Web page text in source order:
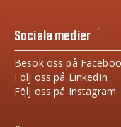
Sociala medier
Besök oss på
Följ oss på LinkedIn
Följ oss på Instagram